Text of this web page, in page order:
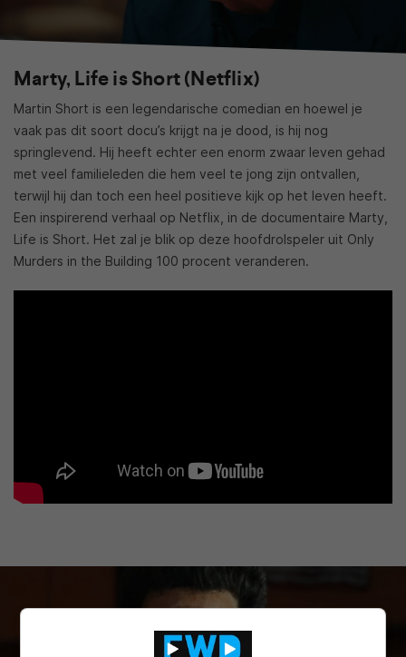
Marty, Life is Short (Netflix)
Martin Short is een legendarische comedian en hoewel je
vaak pas dit soort docu’s krijgt na je dood, is hij nog
springlevend. Hij heeft echter een enorm zwaar leven gehad
met veel familieleden die hem veel te jong zijn ontvallen,
terwijl hij dan toch een heel positieve kijk op het leven heeft.
Een inspirerend verhaal op Netflix, in de documentaire Marty,
Life is Short. Het zal je blik op deze hoofdrolspeler uit Only
Murders in the Building 100 procent veranderen.